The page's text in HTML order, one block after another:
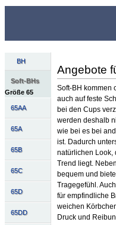
BH
Soft-BHs
Größe 65
65AA
65A
65B
65C
65D
65DD
Angebote
Soft-BH kommen
auch auf feste
bei den Cups
werden deshalb
wie bei es bei
ist. Dadurch
natürlichen Look,
Trend liegt.
bequem und
Tragegefühl.
für empfindliche
weichen
Druck und